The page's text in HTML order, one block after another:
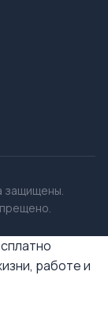
защищены.
работе и